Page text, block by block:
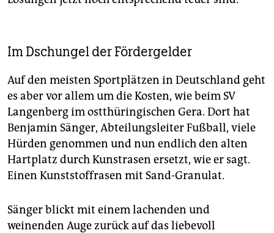
Im Dschungel der Fördergelder
Auf den meisten Sportplätzen in Deutschland geht
es aber vor allem um die Kosten, wie beim SV
Langenberg im ostthüringischen Gera. Dort hat
Benjamin Sänger, Abteilungsleiter Fußball, viele
Hürden genommen und nun endlich den alten
Hartplatz durch Kunstrasen ersetzt, wie er sagt.
Einen Kunststoffrasen mit Sand-Granulat.
Sänger blickt mit einem lachenden und
weinenden Auge zurück auf das liebevoll